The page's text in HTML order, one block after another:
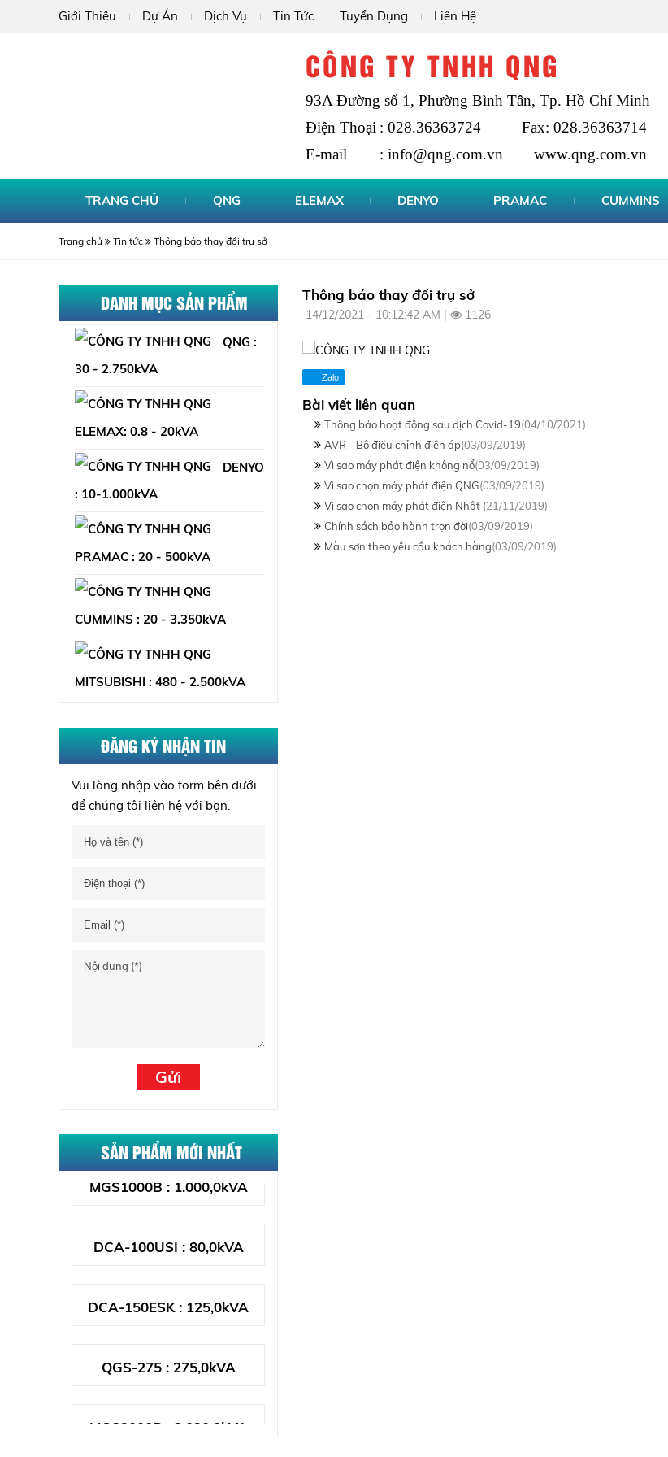
Giới Thiệu Dự Án Dịch Vụ Tin Tức Tuyển Dụng Liên Hệ
CÔNG TY TNHH QNG
93A Đường số 1, Phường Bình Tân, Tp. Hồ Chí Minh
Điện Thoại : 028.36363724
Fax: 028.36363714
E-mail
: info@qng.com.vn www.qng.com.vn
TRANG CHỦ QNG ELEMAX DENYO PRAMAC CUMMINS
Trang chủ Tin tức Thông báo thay đổi trụ sở
DANH MỤC SẢN PHẨM
QNG :
30 - 2.750kVA
ELEMAX: 0.8 - 20kVA
DENYO
: 10-1.000kVA
PRAMAC : 20 - 500kVA
CUMMINS : 20 - 3.350kVA
MITSUBISHI : 480 - 2.500kVA
ĐĂNG KÝ NHẬN TIN
Vui lòng nhập vào form bên dưới
để chúng tôi liên hệ với bạn.
SẢN PHẨM MỚI NHẤT
QGS-1.875 : 1.875,0kVA
C2250D5P : 2.250,0kVA
C3500D5 : 3.125,0kVA
DCA-15LSK : 12,5kVA
C10D5P : 10,0kVA
DCA-20LSK :17,0kVA
MGS0650B : 700,0kVA
MGS1000B : 1.000,0kVA
DCA-100USI : 80,0kVA
DCA-150ESK : 125,0kVA
QGS-275 : 275,0kVA
MGS2000B : 2.030,0kVA
Thông báo thay đổi trụ sở
14/12/2021 - 10:12:42 AM | 1126
Zalo
Bài viết liên quan
Thông báo hoạt động sau dịch Covid-19(04/10/2021)
AVR - Bộ điều chỉnh điện áp(03/09/2019)
Vì sao máy phát điện không nổ(03/09/2019)
Vì sao chọn máy phát điện QNG(03/09/2019)
Vì sao chọn máy phát điện Nhật (21/11/2019)
Chính sách bảo hành trọn đời(03/09/2019)
Màu sơn theo yêu cầu khách hàng(03/09/2019)